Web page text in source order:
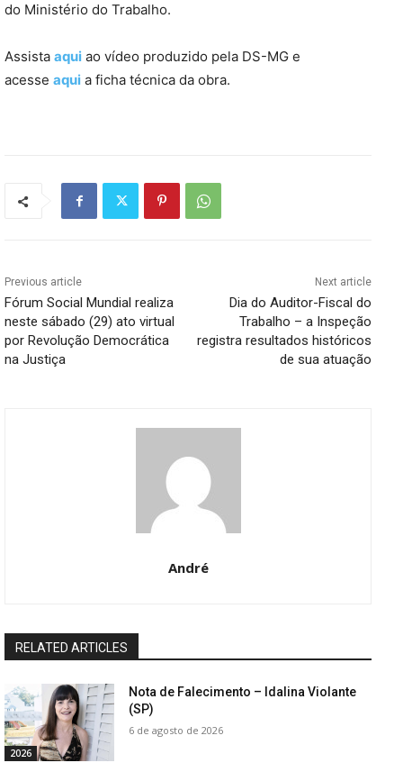
do Ministério do Trabalho.
Assista aqui ao vídeo produzido pela DS-MG e
acesse aqui a ficha técnica da obra.
Previous article
Fórum Social Mundial realiza
neste sábado (29) ato virtual
por Revolução Democrática
na Justiça
Next article
Dia do Auditor-Fiscal do
Trabalho – a Inspeção
registra resultados históricos
de sua atuação
André
RELATED ARTICLES
2026
Nota de Falecimento – Idalina Violante
(SP)
6 de agosto de 2026